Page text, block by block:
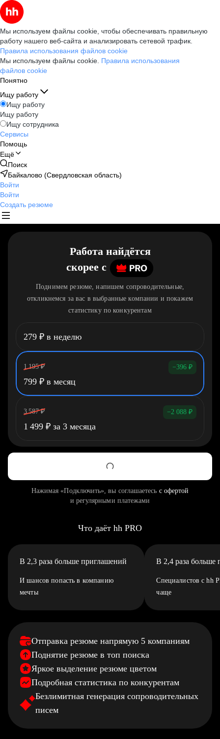
Мы используем файлы cookie, чтобы обеспечивать правильную
работу нашего веб-сайта и анализировать сетевой трафик.
Правила использования файлов cookie
Мы используем файлы cookie. Правила использования
файлов cookie
Понятно
Ищу работу
Ищу работу
Ищу работу
Ищу сотрудника
Сервисы
Помощь
Ещё
Поиск
Байкалово (Свердловская область)
Войти
Войти
Создать резюме
Работа найдётся
скорее c
Поднимем резюме, напишем сопроводительные,
откликнемся за вас в выбранные компании и покажем
статистику по конкурентам
279 ₽ в неделю
1 195 ₽ −396 ₽
799 ₽ в месяц
3 587 ₽ −2 088 ₽
1 499 ₽ за 3 месяца
Нажимая «Подключить», вы соглашаетесь с офертой
и регулярными платежами
Что даёт hh PRO
В 2,3 раза больше приглашений
И шансов попасть в компанию
мечты
В 2,4 раза больше
Специалистов с hh
чаще
Отправка резюме напрямую 5 компаниям
Поднятие резюме в топ поиска
Яркое выделение резюме цветом
Подробная статистика по конкурентам
Безлимитная генерация сопроводительных
писем